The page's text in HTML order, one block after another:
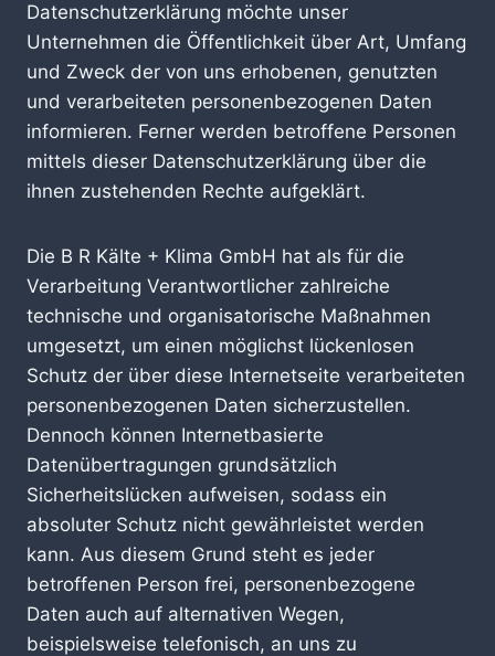
Datenschutzerklärung möchte unser
Unternehmen die Öffentlichkeit über Art, Umfang
und Zweck der von uns erhobenen, genutzten
und verarbeiteten personenbezogenen Daten
informieren. Ferner werden betroffene Personen
mittels dieser Datenschutzerklärung über die
ihnen zustehenden Rechte aufgeklärt.
Die B R Kälte + Klima GmbH hat als für die
Verarbeitung Verantwortlicher zahlreiche
technische und organisatorische Maßnahmen
umgesetzt, um einen möglichst lückenlosen
Schutz der über diese Internetseite verarbeiteten
personenbezogenen Daten sicherzustellen.
Dennoch können Internetbasierte
Datenübertragungen grundsätzlich
Sicherheitslücken aufweisen, sodass ein
absoluter Schutz nicht gewährleistet werden
kann. Aus diesem Grund steht es jeder
betroffenen Person frei, personenbezogene
Daten auch auf alternativen Wegen,
beispielsweise telefonisch, an uns zu